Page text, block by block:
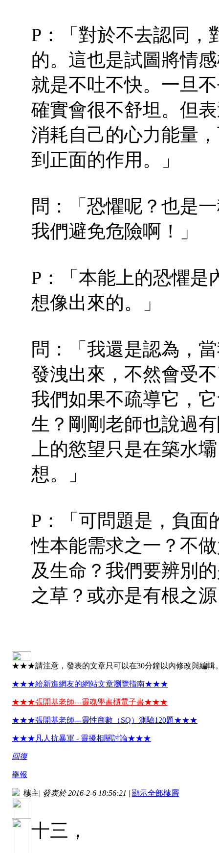
P：「對於不去認同，
的。這也是試圖將情
就是不吐不快。一旦
確實會很不舒坦。但
消耗自己的心力能量
到正面的作用。」
問：「恐懼呢？也是
我們避免危險啊！」
P：「本能上的恐懼是
想像出來的。」
問：「我還是認為，
發洩出來，不然會受
我們如果不疏導它，
生？剛剛老師也說過
上的慾望只是在築水
想。」
P：「可問題是，負面
性本能需求之一？不
及生命？我們要辨別
之草？或亦是有根之
★★★請注意，發表的文章只可以在30分鐘以內修改與編
★★★給新進網友的網站文章瀏覽指南★★★
★★★張開基老師---靈魂學書櫃電子書★★★
★★★張開基老師---靈性商數（SQ）測驗120題★★★
★★★凡人抗暴軍 - 靈擾相關討論★★★
回復
舉報
樓主| 發表於 2016-2-6 18:56:21 | 顯示全部樓層
十三，